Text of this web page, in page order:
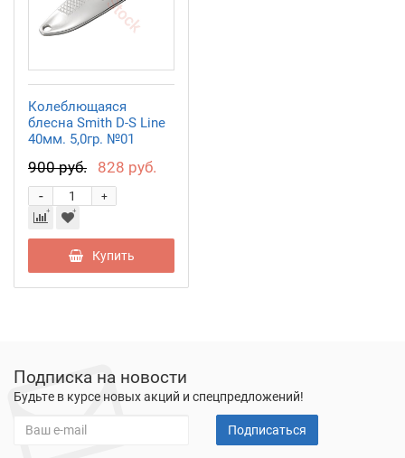
Колеблющаяся
блесна Smith D-S Line
40мм. 5,0гр. №01
900 руб. 828 руб.
+
-
Купить
Подписка на новости
Будьте в курсе новых акций и спецпредложений!
Подписаться